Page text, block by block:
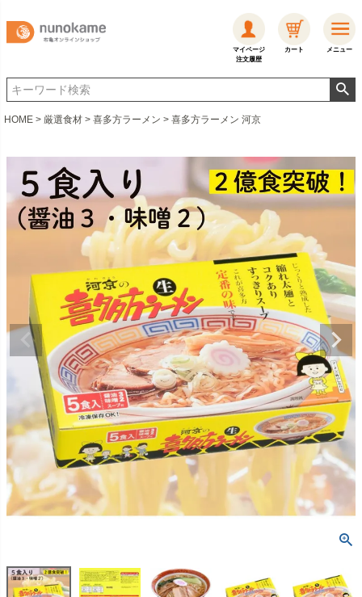
マイページ
注文履歴
カート メニュー
HOME 厳選食材 喜多方ラーメン 喜多方ラーメン 河京